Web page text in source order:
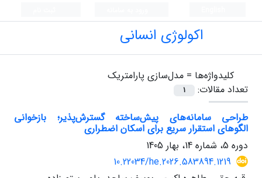
اکولوژی انسانی
کلیدواژه‌ها = مدل‌سازی پارامتریک
تعداد مقالات:
1
طراحی سامانه‌های پیش‌ساخته گسترش‌پذیر؛ بازخوانی
الگوهای استقرار سریع برای اسکان اضطراری
دوره 5، شماره 14، بهار 1405
10.22034/he.2026.583894.1219